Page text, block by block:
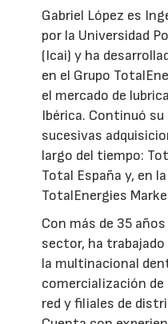
Gabriel López es
por la Universidad
(Icai) y ha
en el Grupo
el mercado de
Ibérica. Continuó
sucesivas
largo del tiempo:
Total España y, en
TotalEnergies
Con más de 35
sector, ha
la multinacional
comercialización
red y filiales de